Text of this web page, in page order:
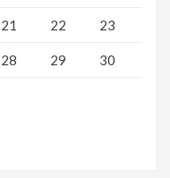
21 22 23
28 29 30